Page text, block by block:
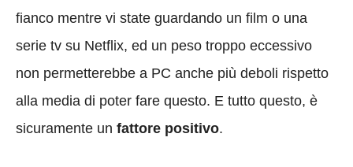
fianco mentre vi state guardando un film o una
serie tv su Netflix, ed un peso troppo eccessivo
non permetterebbe a PC anche più deboli rispetto
alla media di poter fare questo. E tutto questo, è
sicuramente un fattore positivo.